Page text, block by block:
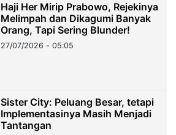
Haji Her Mirip Prabowo, Rejekinya
Melimpah dan Dikagumi Banyak
Orang, Tapi Sering Blunder!
27/07/2026 - 05:05
Sister City: Peluang Besar, tetapi
Implementasinya Masih Menjadi
Tantangan